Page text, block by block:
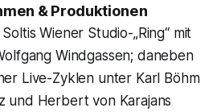
& Produktionen
Wiener Studio-„Ring“ mit
Windgassen; daneben
Live-Zyklen unter Karl Böhm
und Herbert von Karajans